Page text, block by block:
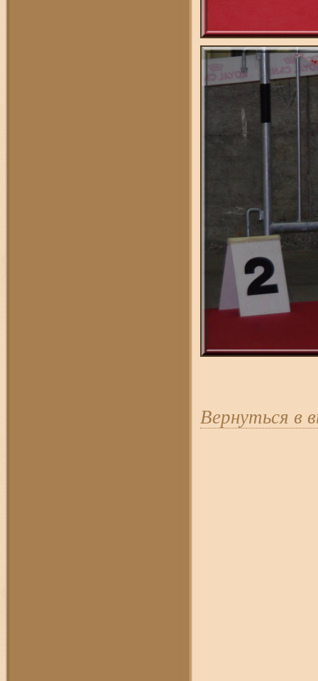
Вернуться в